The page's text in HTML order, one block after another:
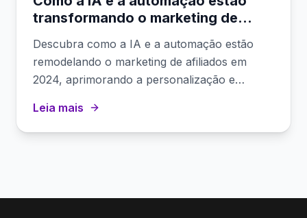
transformando o marketing de
Descubra como a IA e a automação estão
remodelando o marketing de afiliados em
2024, aprimorando a personalização e
Leia mais